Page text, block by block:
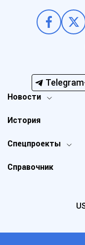
Новости
Спецпроекты
История
Справочник